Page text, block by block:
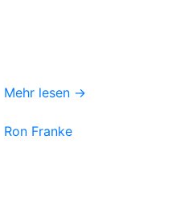
Mehr lesen →
Ron Franke